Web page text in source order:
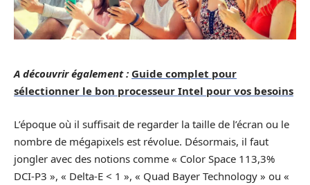
A découvrir également : Guide complet pour
sélectionner le bon processeur Intel pour vos besoins
L’époque où il suffisait de regarder la taille de l’écran ou le
nombre de mégapixels est révolue. Désormais, il faut
jongler avec des notions comme « Color Space 113,3%
DCI-P3 », « Delta-E < 1 », « Quad Bayer Technology » ou «